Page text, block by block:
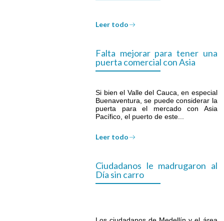
Leer todo
Falta mejorar para tener una
puerta comercial con Asia
Si bien el Valle del Cauca, en especial
Buenaventura, se puede considerar la
puerta para el mercado con Asia
Pacífico, el puerto de este...
Leer todo
Ciudadanos le madrugaron al
Día sin carro